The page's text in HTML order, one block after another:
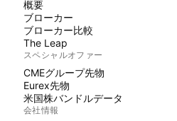
概要
ブローカー
ブローカー比較
The Leap
スペシャルオファー
CMEグループ先物
Eurex先物
米国株バンドルデータ
会社情報